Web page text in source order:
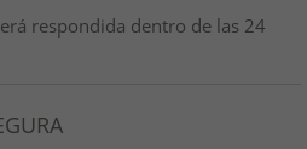
respondida dentro de las 24